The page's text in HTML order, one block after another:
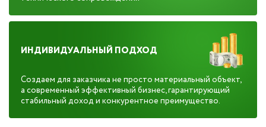
ИНДИВИДУАЛЬНЫЙ ПОДХОД
Создаем для заказчика не просто материальный объект,
а современный эффективный бизнес, гарантирующий
стабильный доход и конкурентное преимущество.